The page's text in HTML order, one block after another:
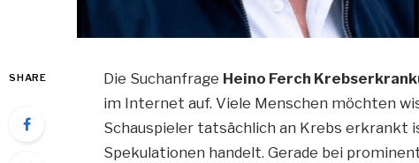
SHARE Die Suchanfrage Heino Ferch
im Internet auf. Viele Menschen möchten
Schauspieler tatsächlich an Krebs erkrankt
Spekulationen handelt. Gerade bei